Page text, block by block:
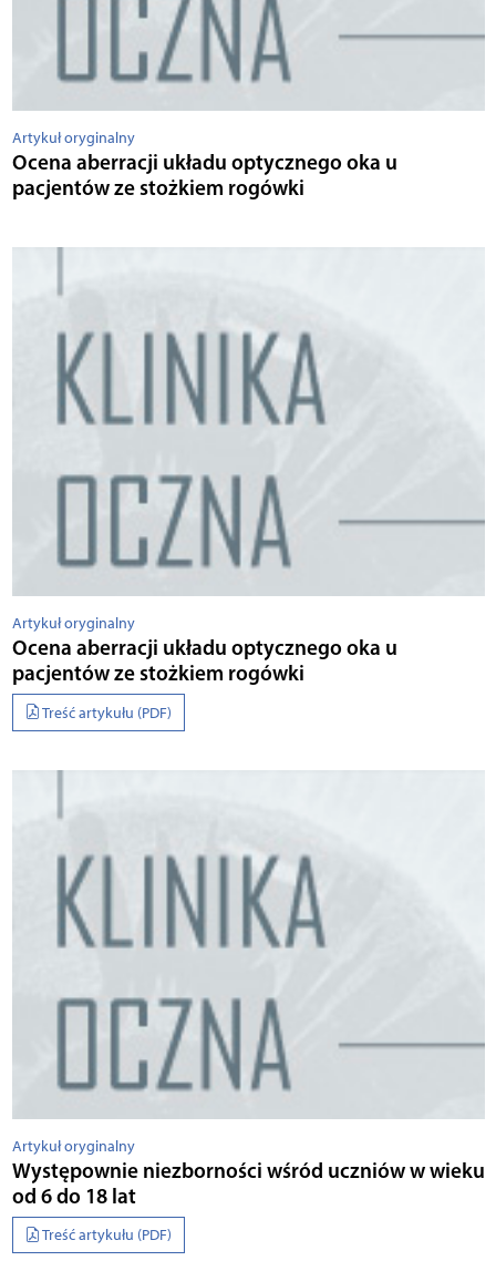
Artykuł oryginalny
Ocena aberracji układu optycznego oka u
pacjentów ze stożkiem rogówki
Artykuł oryginalny
Ocena aberracji układu optycznego oka u
pacjentów ze stożkiem rogówki
Treść artykułu (PDF)
Artykuł oryginalny
Występownie niezborności wśród uczniów w wieku
od 6 do 18 lat
Treść artykułu (PDF)